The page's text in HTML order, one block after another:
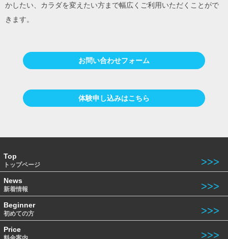
かしたい、カラダを変えたい方まで幅広くご利用いただくことがで
きます。
お問い合わせフォーム
体験申し込みはこちら
Top
トップページ
News
新着情報
Beginner
初めての方
Price